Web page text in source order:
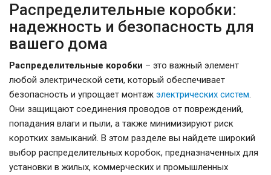
Распределительные коробки:
надежность и безопасность для
вашего дома
Распределительные коробки – это важный элемент
любой электрической сети, который обеспечивает
безопасность и упрощает монтаж электрических систем.
Они защищают соединения проводов от повреждений,
попадания влаги и пыли, а также минимизируют риск
коротких замыканий. В этом разделе вы найдете широкий
выбор распределительных коробок, предназначенных для
установки в жилых, коммерческих и промышленных